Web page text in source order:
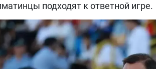
подходят к ответной игре.